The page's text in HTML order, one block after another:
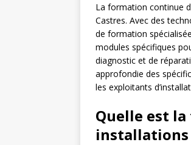
La formation continue
Castres. Avec des
de formation
modules spécifiques
diagnostic et de
approfondie des
les exploitants
Quelle est
installations